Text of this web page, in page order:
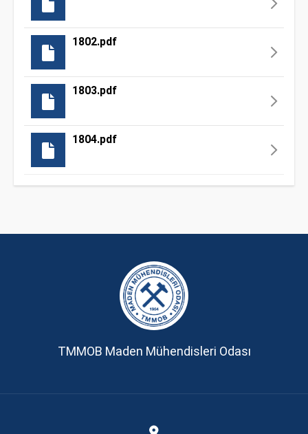
1802.pdf
1803.pdf
1804.pdf
TMMOB Maden Mühendisleri Odası